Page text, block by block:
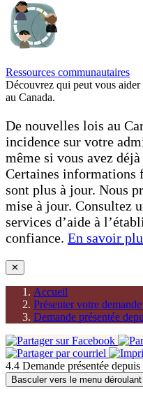
Ressources communautaires
Découvrez qui peut vous aider
au Canada.
De nouvelles lois au
incidence sur votre
même si vous avez
Certaines informations
sont plus à jour. Nous
mise à jour. Consultez
services d’aide à
confiance. En savoir
✕
Accueil
Présenter votre demande
Demande présentée
4.4 Demande présentée depuis
Basculer vers le menu